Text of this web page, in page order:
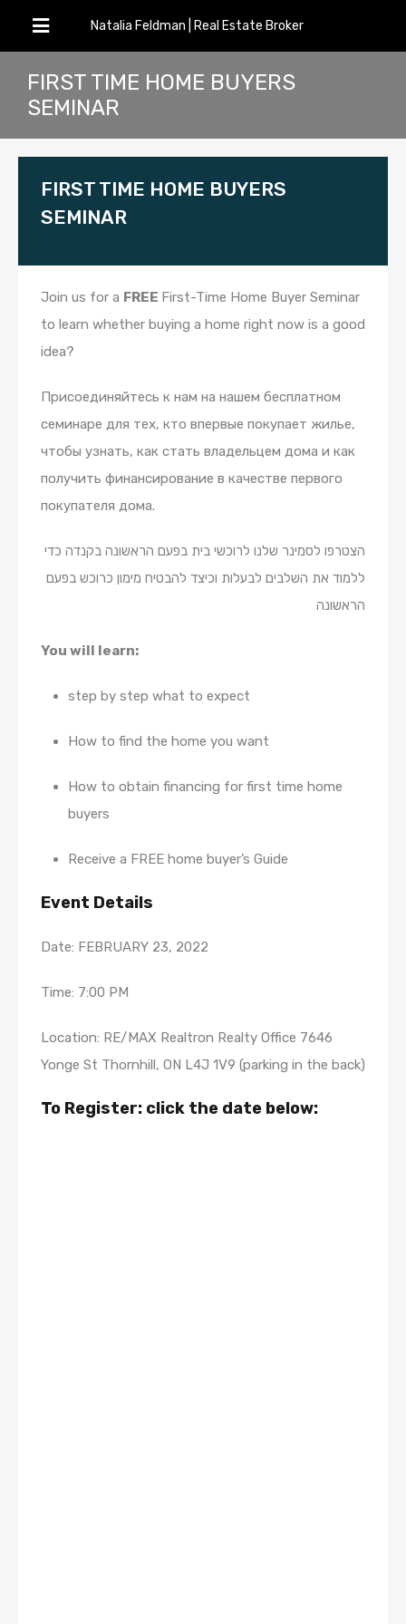
Natalia Feldman | Real Estate Broker
FIRST TIME HOME BUYERS
SEMINAR
FIRST TIME HOME BUYERS
SEMINAR
Join us for a FREE First-Time Home Buyer Seminar
to learn whether buying a home right now is a good
idea?
Присоединяйтесь к нам на нашем бесплатном
семинаре для тех, кто впервые покупает жилье,
чтобы узнать, как стать владельцем дома и как
получить финансирование в качестве первого
покупателя дома.
הצטרפו לסמינר שלנו לרוכשי בית בפעם הראשונה בקנדה כדי
ללמוד את השלבים לבעלות וכיצד להבטיח מימון כרוכש בפעם
הראשונה
You will learn:
step by step what to expect
How to find the home you want
How to obtain financing for first time home
buyers
Receive a FREE home buyer’s Guide
Event Details
Date: FEBRUARY 23, 2022
Time: 7:00 PM
Location: RE/MAX Realtron Realty Office 7646
Yonge St Thornhill, ON L4J 1V9 (parking in the back)
To Register: click the date below: